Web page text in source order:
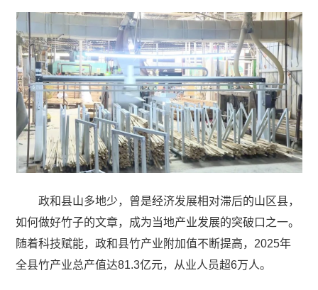
政和县山多地少，曾是经济发展相对滞后的山区县，
如何做好竹子的文章，成为当地产业发展的突破口之一。
随着科技赋能，政和县竹产业附加值不断提高，2025年
全县竹产业总产值达81.3亿元，从业人员超6万人。